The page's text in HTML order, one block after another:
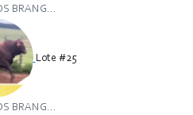
BRANG...
Lote #25
BRANG...